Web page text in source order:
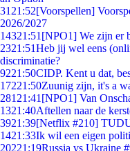
31 21:52[Voorspellen]
2026/2027
14321:51 [NPO1] We zijn er
2321:51Heb jij wel eens
discriminatie?
9221:50CIDP. Kent u dat,
17221:50Zuunig zijn, it's a
281 21:41 [NPO1] Van
1321:40Aftellen naar de
3921:39[Netflix #210]
1421:33Ik wil een eigen
20221:19Russia vs Ukraine